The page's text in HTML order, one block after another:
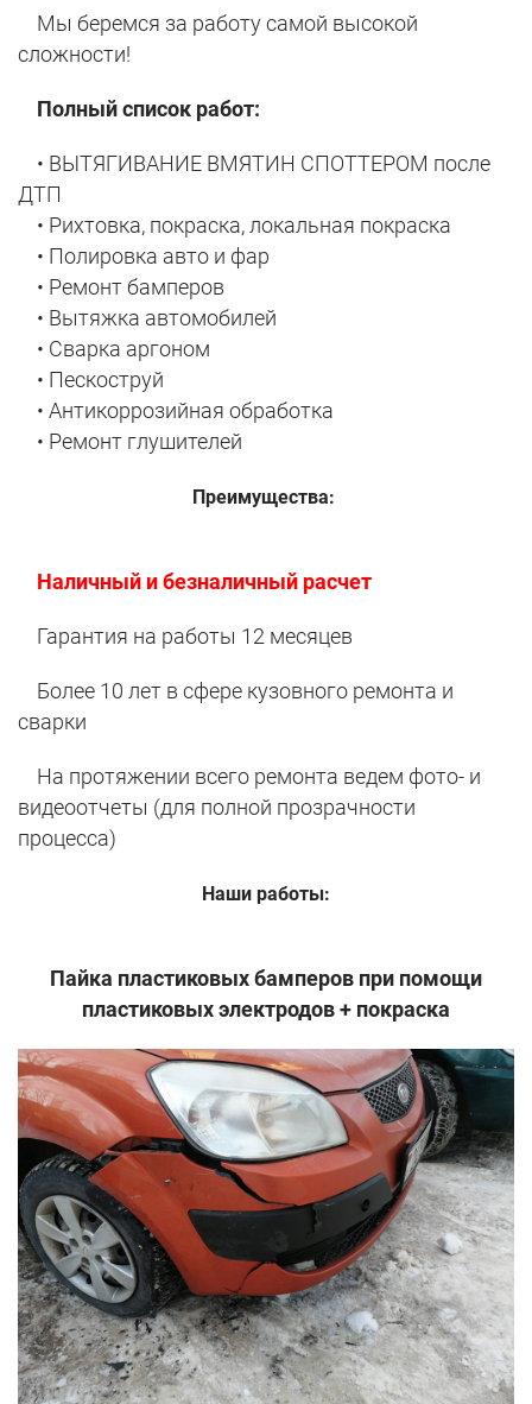
Мы беремся за работу самой высокой
сложности!
Полный список работ:
• ВЫТЯГИВАНИЕ ВМЯТИН СПОТТЕРОМ после
ДТП
• Рихтовка, покраска, локальная покраска
• Полировка авто и фар
• Ремонт бамперов
• Вытяжка автомобилей
• Сварка аргоном
• Пескоструй
• Антикоррозийная обработка
• Ремонт глушителей
Преимущества:
Наличный и безналичный расчет
Гарантия на работы 12 месяцев
Более 10 лет в сфере кузовного ремонта и
сварки
На протяжении всего ремонта ведем фото- и
видеоотчеты (для полной прозрачности
процесса)
Наши работы:
Пайка пластиковых бамперов при помощи
пластиковых электродов + покраска